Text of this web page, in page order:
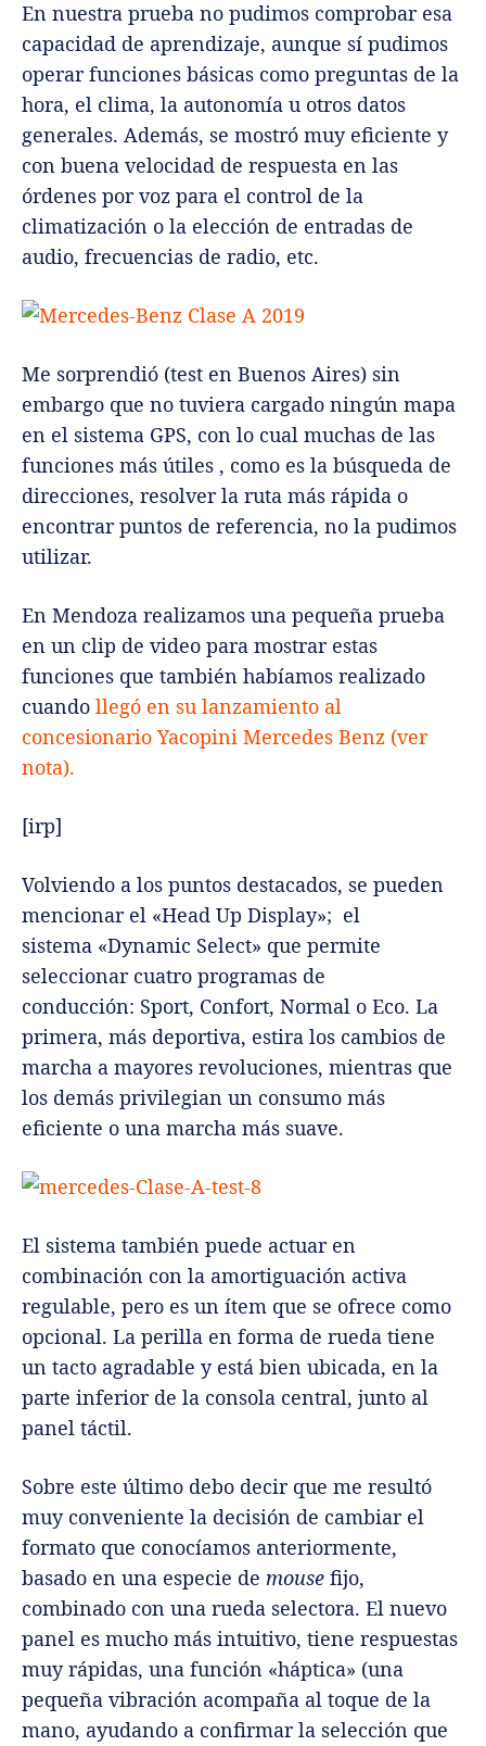
En nuestra prueba no pudimos comprobar esa
capacidad de aprendizaje, aunque sí pudimos
operar funciones básicas como preguntas de la
hora, el clima, la autonomía u otros datos
generales. Además, se mostró muy eficiente y
con buena velocidad de respuesta en las
órdenes por voz para el control de la
climatización o la elección de entradas de
audio, frecuencias de radio, etc.
Me sorprendió (test en Buenos Aires) sin
embargo que no tuviera cargado ningún mapa
en el sistema GPS, con lo cual muchas de las
funciones más útiles , como es la búsqueda de
direcciones, resolver la ruta más rápida o
encontrar puntos de referencia, no la pudimos
utilizar.
En Mendoza realizamos una pequeña prueba
en un clip de video para mostrar estas
funciones que también habíamos realizado
cuando llegó en su lanzamiento al
concesionario Yacopini Mercedes Benz (ver
nota).
[irp]
Volviendo a los puntos destacados, se pueden
mencionar el «Head Up Display»; el
sistema «Dynamic Select» que permite
seleccionar cuatro programas de
conducción: Sport, Confort, Normal o Eco. La
primera, más deportiva, estira los cambios de
marcha a mayores revoluciones, mientras que
los demás privilegian un consumo más
eficiente o una marcha más suave.
El sistema también puede actuar en
combinación con la amortiguación activa
regulable, pero es un ítem que se ofrece como
opcional. La perilla en forma de rueda tiene
un tacto agradable y está bien ubicada, en la
parte inferior de la consola central, junto al
panel táctil.
Sobre este último debo decir que me resultó
muy conveniente la decisión de cambiar el
formato que conocíamos anteriormente,
basado en una especie de mouse fijo,
combinado con una rueda selectora. El nuevo
panel es mucho más intuitivo, tiene respuestas
muy rápidas, una función «háptica» (una
pequeña vibración acompaña al toque de la
mano, ayudando a confirmar la selección que